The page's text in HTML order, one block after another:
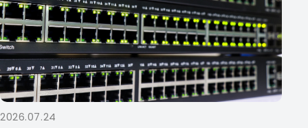
2026.07.24